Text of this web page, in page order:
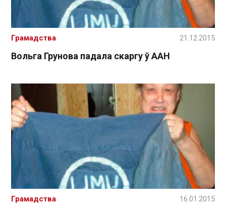
Вольга Грунова падала скаргу ў ААН
Грамадства 21.12.2015
Грамадства 16.01.2015